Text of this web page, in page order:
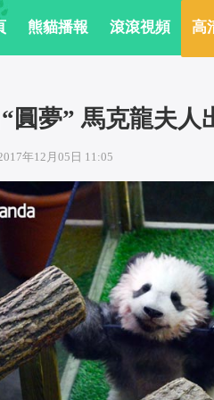
熊貓播報 滾滾視頻 高
圓夢” 馬克龍夫人
年12月05日 11:05